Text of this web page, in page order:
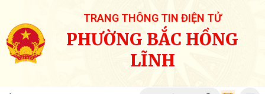
TRANG THÔNG TIN ĐIỆN TỬ
PHƯỜNG BẮC HỒNG
LĨNH